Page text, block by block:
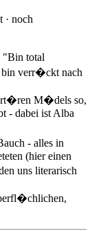
· noch
"Bin total
bin verr�ckt nach
M�dels so,
- dabei ist Alba
- alles in
(hier einen
uns literarisch